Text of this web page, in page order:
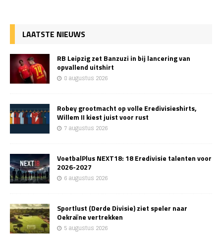
LAATSTE NIEUWS
RB Leipzig zet Banzuzi in bij lancering van
opvallend uitshirt
8 augustus 2026
Robey grootmacht op volle Eredivisieshirts,
Willem II kiest juist voor rust
7 augustus 2026
VoetbalPlus NEXT18: 18 Eredivisie talenten voor
2026-2027
6 augustus 2026
Sportlust (Derde Divisie) ziet speler naar
Oekraïne vertrekken
5 augustus 2026